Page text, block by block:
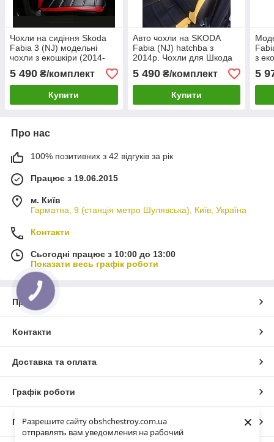
Разрешите сайту obshchestroy.com.ua
отправлять вам уведомления на рабочий
×
Чохли на сидіння Skoda
Fabia 3 (NJ) модельні
чохли з екошкіри (2014-
2022)
5 490 ₴/комплект
Купити
Авто чохли на SKODA
Fabia (NJ) hatchba з
2014р. Чохли для Шкода
NJ hatchba з екошкіри
5 490₴/комплект
Купити
з
5
Про нас
100% позитивних з 42 відгуків за рік
Працює з 19.06.2015
м. Київ
Гарматна, 9 (станція метро Шулявська), Київ, Україна
Контакти
Сьогодні працює з 10:00 до 13:00
Показати весь графік роботи
Про нас
Контакти
Доставка та оплата
Графік роботи
Повна версія сайту
КНОПКА
ЗВ'ЯЗКУ